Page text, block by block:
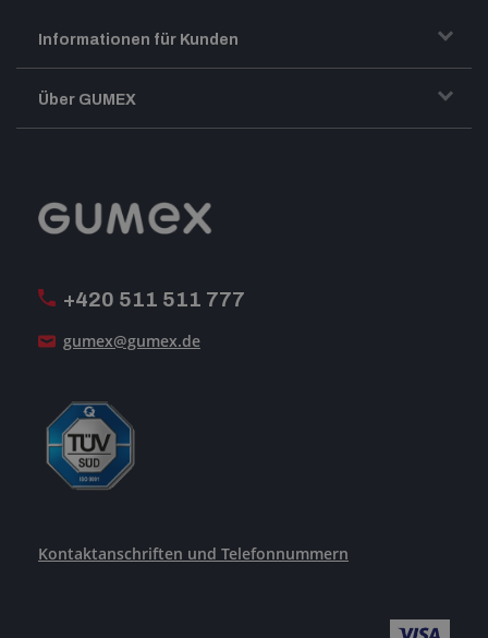
+420 511 511 777
gumex@gumex.de
Kontaktanschriften und Telefonnummern
Informationen für Kunden
Transport und Warenversand
Reklamation
Über GUMEX
GUMEX stellt sich vor